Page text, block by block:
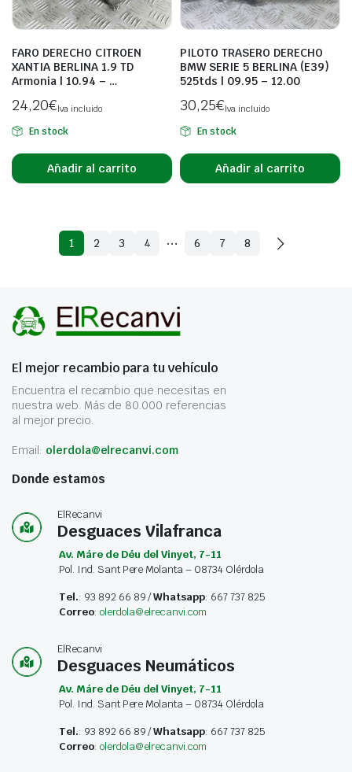
FARO DERECHO CITROEN
XANTIA BERLINA 1.9 TD
Armonia | 10.94 – …
24,20€Iva incluido
En stock
Añadir al carrito
PILOTO TRASERO DERECHO
BMW SERIE 5 BERLINA (E39)
525tds | 09.95 – 12.00
30,25€Iva incluido
En stock
Añadir al carrito
1 2 3 4 … 6 7 8
El mejor recambio para tu vehículo
Encuentra el recambio que necesitas en
nuestra web. Más de 80.000 referencias
al mejor precio.
Email: olerdola@elrecanvi.com
Donde estamos
ElRecanvi
Desguaces Vilafranca
Av. Máre de Déu del Vinyet, 7-11
Pol. Ind. Sant Pere Molanta – 08734 Olérdola
Tel.: 93 892 66 89 /Whatsapp: 667 737 825
Correo: olerdola@elrecanvi.com
ElRecanvi
Desguaces Neumáticos
Av. Máre de Déu del Vinyet, 7-11
Pol. Ind. Sant Pere Molanta – 08734 Olérdola
Tel.: 93 892 66 89 /Whatsapp: 667 737 825
Correo: olerdola@elrecanvi.com